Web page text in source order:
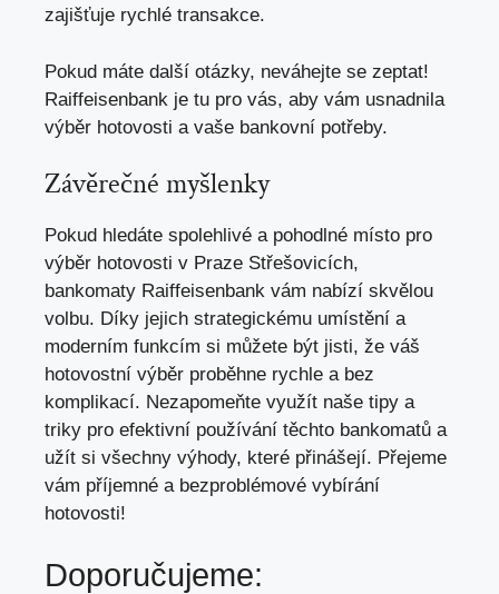
zajišťuje rychlé transakce.
Pokud máte další otázky, neváhejte se zeptat!
Raiffeisenbank je tu pro vás, aby vám usnadnila
výběr hotovosti a vaše bankovní potřeby.
Závěrečné myšlenky
Pokud hledáte spolehlivé a pohodlné místo pro
výběr hotovosti v Praze Střešovicích,
bankomaty Raiffeisenbank vám nabízí skvělou
volbu. Díky jejich strategickému umístění a
moderním funkcím si můžete být jisti, že váš
hotovostní výběr proběhne rychle a bez
komplikací. Nezapomeňte využít naše tipy a
triky pro efektivní používání těchto bankomatů a
užít si všechny výhody, které přinášejí. Přejeme
vám příjemné a bezproblémové vybírání
hotovosti!
Doporučujeme: